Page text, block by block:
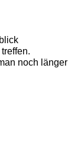
noch länger